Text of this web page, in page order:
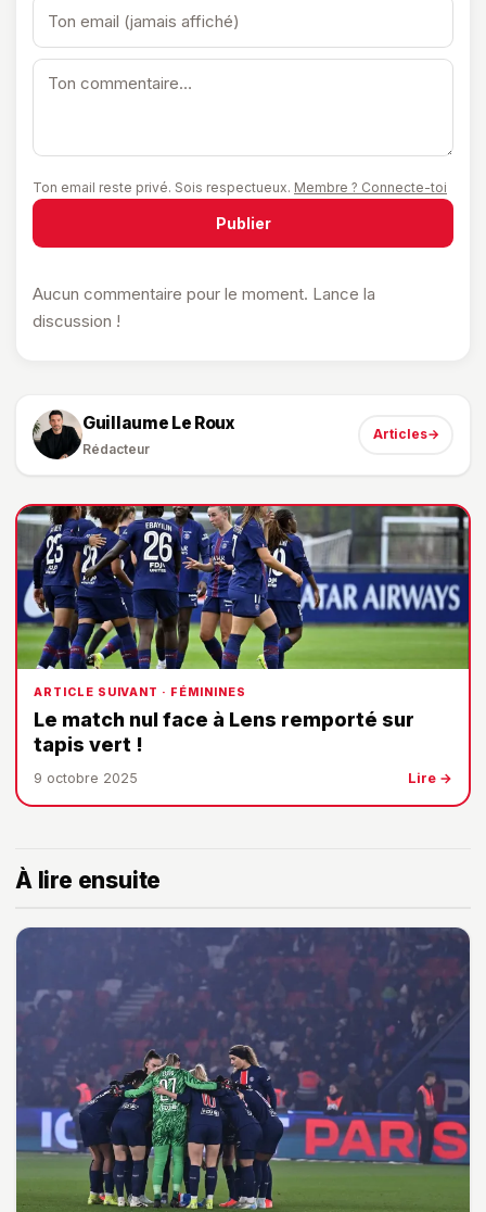
Ton email reste privé. Sois respectueux. Membre ? Connecte-toi
Publier
Aucun commentaire pour le moment. Lance la
discussion !
Guillaume Le Roux
Rédacteur
Articles→
ARTICLE SUIVANT · FÉMININES
Le match nul face à Lens remporté sur
tapis vert !
9 octobre 2025 Lire →
À lire ensuite